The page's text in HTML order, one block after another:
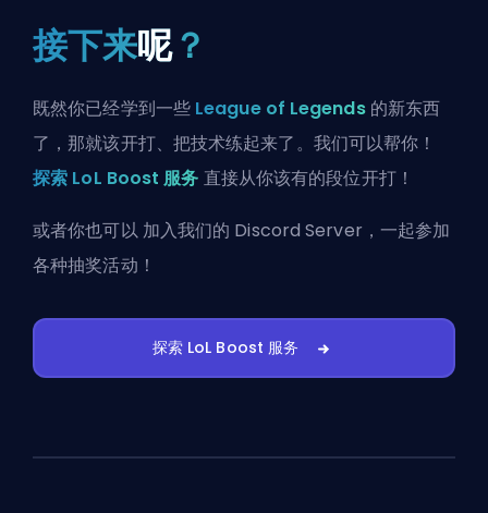
接下来呢？
既然你已经学到一些 League of Legends的新东西
了，那就该开打、把技术练起来了。我们可以帮你！
探索 LoL Boost 服务 直接从你该有的段位开打！
或者你也可以 加入我们的 Discord Server ，一起参加
各种抽奖活动！
探索 LoL Boost 服务